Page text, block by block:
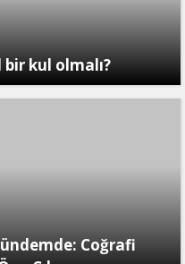
bir kul olmalı?
Coğrafi